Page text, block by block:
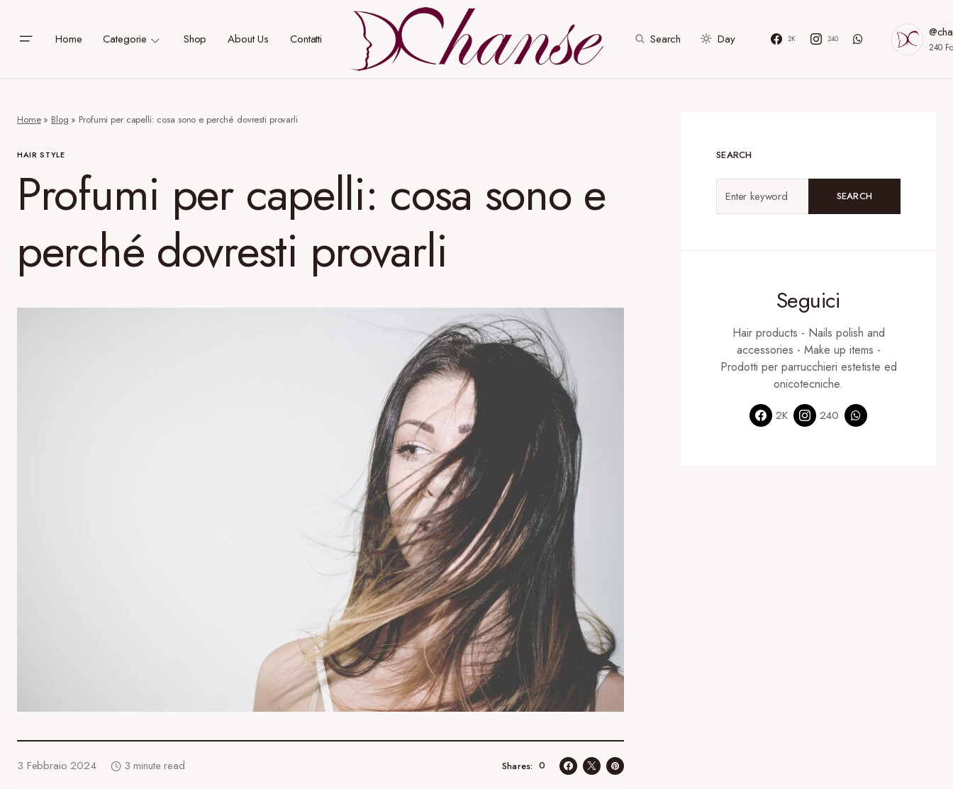
Home Categorie Shop About Us Contatti Search Day 2K 240
240
Home» Blog » Profumi per capelli: cosa sono e perché dovresti provarli
HAIR STYLE
Profumi per capelli: cosa sono e
perché dovresti provarli
3 Febbraio 2024 3 minute read 0
Shares
SEARCH
SEARCH
Seguici
Hair products - Nails polish and
accessories - Make up items -
Prodotti per parrucchieri estetiste ed
onicotecniche.
2K 240